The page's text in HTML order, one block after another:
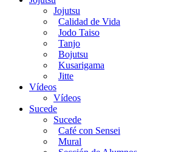
Jojutsu
Calidad de Vida
Jodo Taiso
Tanjo
Bojutsu
Kusarigama
Jitte
Vídeos
Vídeos
Sucede
Sucede
Café con Sensei
Mural